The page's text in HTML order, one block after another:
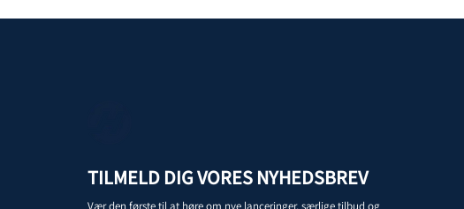
TILMELD DIG VORES NYHEDSBREV
Vær den første til at høre om nye lanceringer, særlige tilbud og